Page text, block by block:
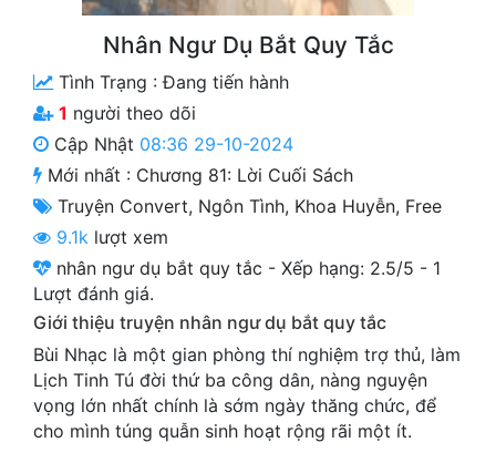
Xa Lộ Dịch
Cung Đấu
Cạnh Kỹ
Cổ Đại
Dã Sử
Dị Giới
Nhân Ngư Dụ Bắt Quy Tắc
Tình Trạng :Đang tiến hành
1 người theo dõi
Cập Nhật 08:36 29-10-2024
Mới nhất : Chương 81: Lời Cuối Sách
Truyện Convert, Ngôn Tình, Khoa Huyễn, Free
9.1k lượt xem
nhân ngư dụ bắt quy tắc - Xếp hạng: 2.5/5 - 1
Lượt đánh giá.
Giới thiệu truyện nhân ngư dụ bắt quy tắc
Bùi Nhạc là một gian phòng thí nghiệm trợ thủ, làm
Lịch Tinh Tú đời thứ ba công dân, nàng nguyện
vọng lớn nhất chính là sớm ngày thăng chức, để
cho mình túng quẫn sinh hoạt rộng rãi một ít.